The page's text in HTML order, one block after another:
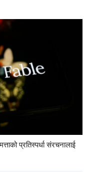
प्रतिस्पर्धा संरचनालाई